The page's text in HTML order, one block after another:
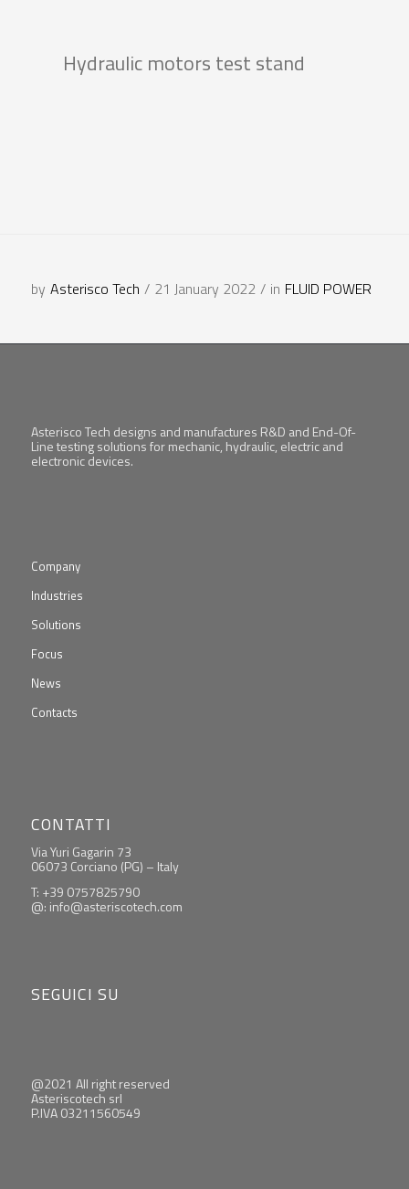
Hydraulic motors test stand
by Asterisco Tech / 21 January 2022 / in FLUID POWER
Asterisco Tech designs and manufactures R&D and End-Of-
Line testing solutions for mechanic, hydraulic, electric and
electronic devices.
Company
Industries
Solutions
Focus
News
Contacts
CONTATTI
Via Yuri Gagarin 73
06073 Corciano (PG) – Italy
T: +39 0757825790
@: info@asteriscotech.com
SEGUICI SU
@2021 All right reserved
Asteriscotech srl
P.IVA 03211560549